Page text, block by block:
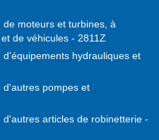
moteurs et turbines, à
de véhicules - 2811Z
hydrauliques et
d'autres pompes et
articles de robinetterie -